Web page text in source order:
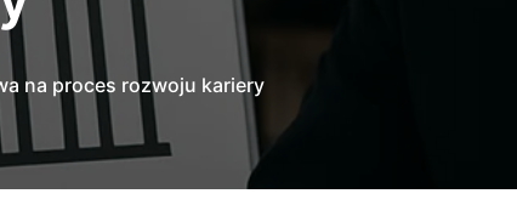
na proces rozwoju kariery